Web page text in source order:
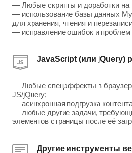
— Любые скрипты и доработки на
— использование базы данных
для хранения, чтения и
— исправление ошибок и проблем
JavaScript (или jQuery)
— Любые спецэффекты в
JS/jQuery;
— асинхронная подгрузка
— любые другие задачи,
элементов страницы после её
Другие инструменты